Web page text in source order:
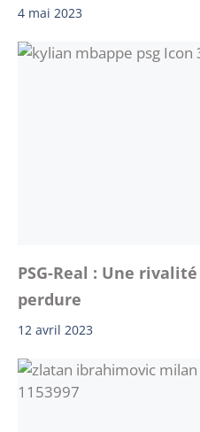
4 mai 2023
PSG-Real : Une
perdure
12 avril 2023